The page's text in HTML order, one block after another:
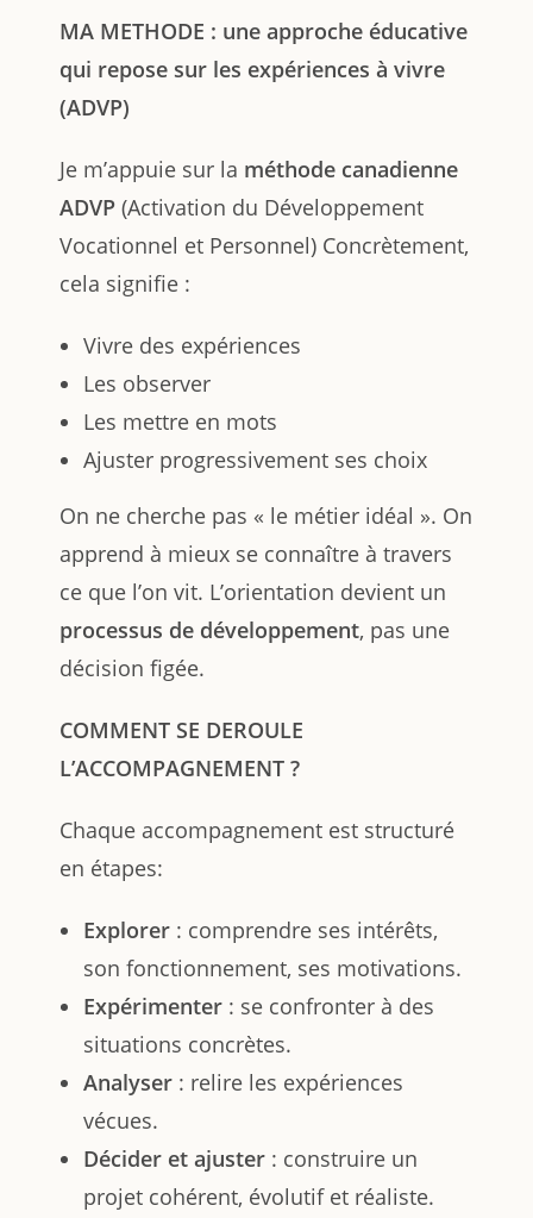
MA METHODE : une approche éducative
qui repose sur les expériences à vivre
(ADVP)
Je m’appuie sur la méthode canadienne
ADVP (Activation du Développement
Vocationnel et Personnel) Concrètement,
cela signifie :
Vivre des expériences
Les observer
Les mettre en mots
Ajuster progressivement ses choix
On ne cherche pas « le métier idéal ». On
apprend à mieux se connaître à travers
ce que l’on vit. L’orientation devient un
processus de développement, pas une
décision figée.
COMMENT SE DEROULE
L’ACCOMPAGNEMENT ?
Chaque accompagnement est structuré
en étapes:
Explorer : comprendre ses intérêts,
son fonctionnement, ses motivations.
Expérimenter : se confronter à des
situations concrètes.
Analyser : relire les expériences
vécues.
Décider et ajuster : construire un
projet cohérent, évolutif et réaliste.